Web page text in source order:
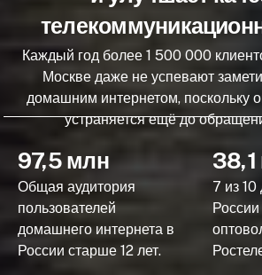
Каждый год более 1 500 000
Москве даже не успевают
домашним интернетом, поскольку
устраняется ещё до
97,5 млн
Общая аудитория
пользователей
домашнего интернета в
России старше 12 лет.
7 из 10